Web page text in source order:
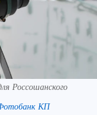
Россошанского
КП